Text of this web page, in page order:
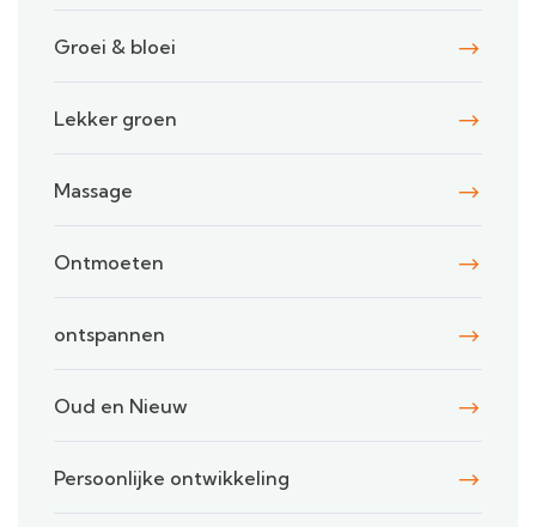
Groei & bloei
Lekker groen
Massage
Ontmoeten
ontspannen
Oud en Nieuw
Persoonlijke ontwikkeling